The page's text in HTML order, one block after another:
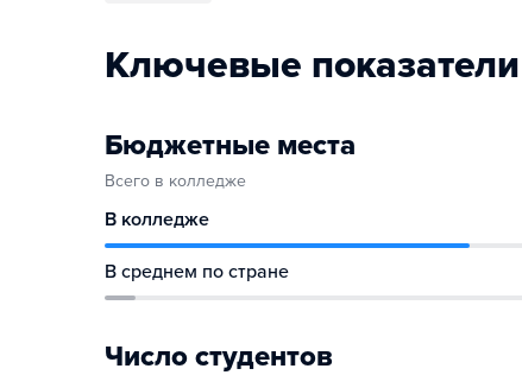
Ключевые
Бюджетные места
Всего в колледже
В колледже
В среднем по стране
Число студентов